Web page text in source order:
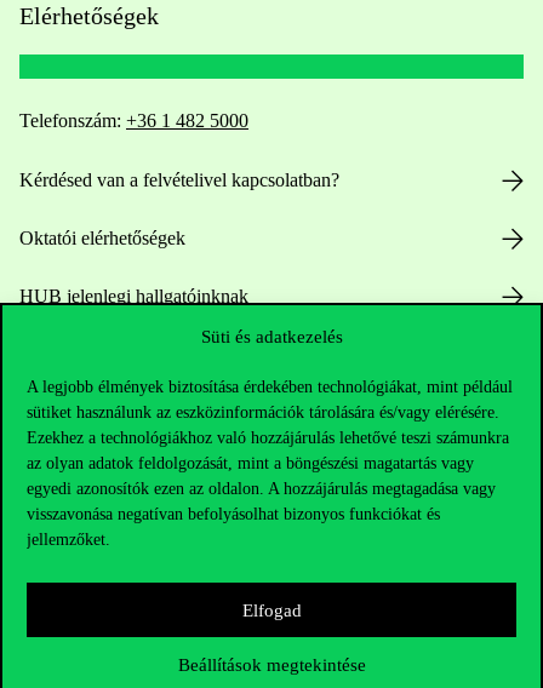
Süti és adatkezelés
A legjobb élmények biztosítása érdekében technológiákat, mint például
sütiket használunk az eszközinformációk tárolására és/vagy elérésére.
Ezekhez a technológiákhoz való hozzájárulás lehetővé teszi számunkra
az olyan adatok feldolgozását, mint a böngészési magatartás vagy
egyedi azonosítók ezen az oldalon. A hozzájárulás megtagadása vagy
visszavonása negatívan befolyásolhat bizonyos funkciókat és
jellemzőket.
Elfogad
Beállítások megtekintése
Elérhetőségek
Telefonszám: +36 1 482 5000
Kérdésed van a felvételivel kapcsolatban?
Oktatói elérhetőségek
HUB jelenlegi hallgatóinknak
Hasznos linkek